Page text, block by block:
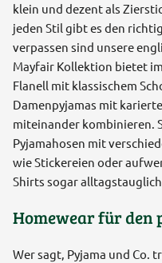
klein und dezent als
jeden Stil gibt es den
verpassen sind unsere
Mayfair Kollektion bietet
Flanell mit klassischem
Damenpyjamas mit
miteinander kombinieren.
Pyjamahosen mit
wie Stickereien oder
Shirts sogar
Homewear für den
Wer sagt, Pyjama und Co.